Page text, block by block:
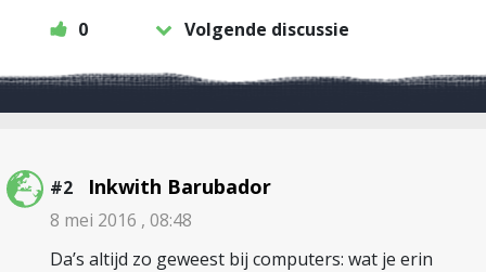
0 Volgende discussie
#2 Inkwith Barubador
8 mei 2016 , 08:48
Da’s altijd zo geweest bij computers: wat je erin